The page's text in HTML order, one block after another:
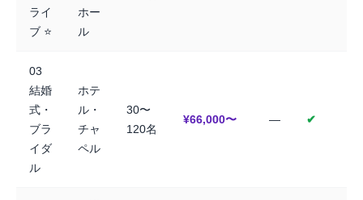
ライ
ブ ⭐
ホー
ル
03
結婚
式・
ブラ
イダ
ル
ホテ
ル・
チャ
ペル
30〜
120名
¥66,000〜 — ✔